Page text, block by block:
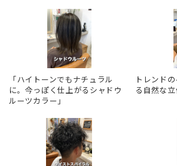
「ハイトーンでもナチュラル
に。今っぽく仕上がるシャドウ
ルーツカラー」
トレンド
る自然な